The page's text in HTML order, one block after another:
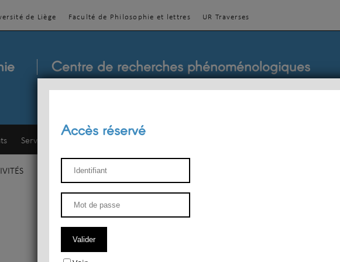
de Liège Faculté de Philosophie et lettres UR Traverses
Centre de recherches phénoménologiques
Service d'esthétique
ENSEIGNEMENT
Accès réservé